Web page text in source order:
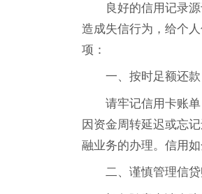
良好的信用记录
造成失信行为，给个
项：
一、按时足额还
请牢记信用卡账
因资金周转延迟或忘
融业务的办理。信用
二、谨慎管理信